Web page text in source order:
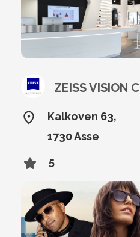
Kalkoven 63,
1730 Asse
5